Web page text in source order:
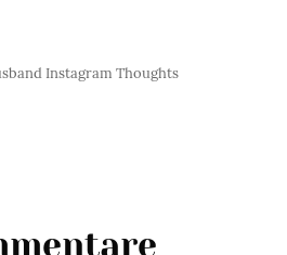
Instagram Thoughts